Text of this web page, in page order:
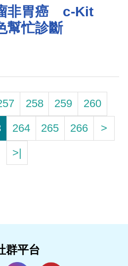
非胃癌 c-Kit
幫忙診斷
258 259
260
264 265 266
>
>|
群平台